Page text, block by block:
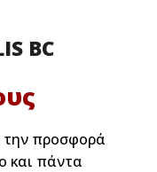
BC
την προσφορά
και πάντα